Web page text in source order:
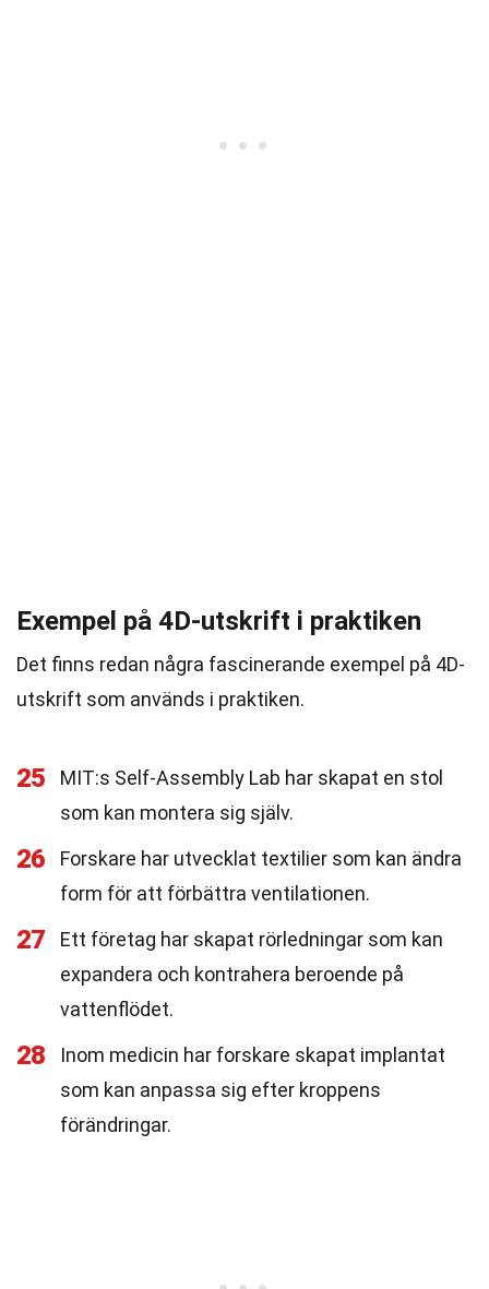
Exempel på 4D-utskrift i praktiken
Det finns redan några fascinerande exempel på 4D-
utskrift som används i praktiken.
25
MIT:s Self-Assembly Lab har skapat en stol
som kan montera sig själv.
26
Forskare har utvecklat textilier som kan ändra
form för att förbättra ventilationen.
27
Ett företag har skapat rörledningar som kan
expandera och kontrahera beroende på
vattenflödet.
28
Inom medicin har forskare skapat implantat
som kan anpassa sig efter kroppens
förändringar.